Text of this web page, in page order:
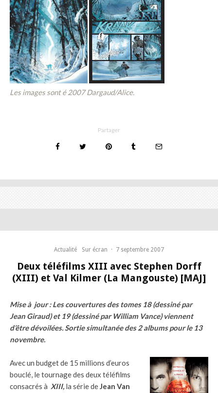
Les images sont é 2007 Dargaud/Alice.
Partager
Actualité Sur écran · 7 septembre 2007
Deux téléfilms XIII avec Stephen Dorff
(XIII) et Val Kilmer (La Mangouste) [MAJ]
Mise à jour : Les couvertures des tomes 18 (dessiné par
Jean Giraud) et 19 (dessiné par William Vance) viennent
d’être dévoilées. Sortie simultanée des 2 albums pour le 13
novembre.
Avec un budget de 15 millions d’euros
bouclé, le tournage des deux téléfilms
consacrés à XIII, la série deJean Van